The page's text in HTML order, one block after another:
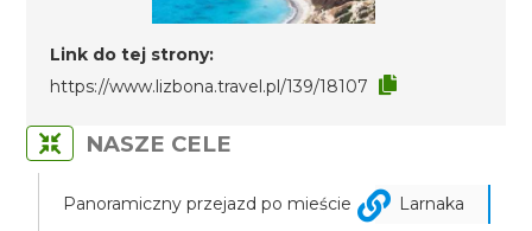
Link do tej strony:
https://www.lizbona.travel.pl/139/18107
NASZE CELE
Panoramiczny przejazd po mieście
Larnaka